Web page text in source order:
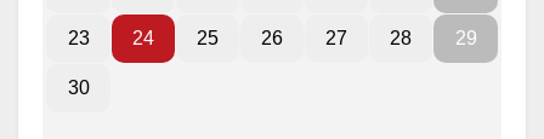
23 24 25 26 27 28 29
30